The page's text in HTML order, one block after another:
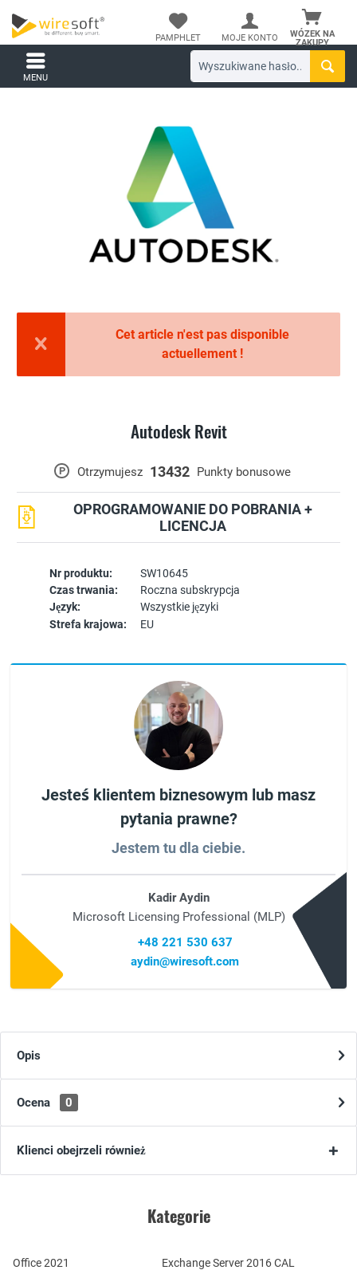
WÓZEK NA
ZAKUPY
PAMPHLET MOJE KONTO
MENU
Cet article n'est pas disponible
actuellement !
Autodesk Revit
Nr produktu:
SW10645
Czas trwania:
Roczna subskrypcja
Język:
Wszystkie języki
Strefa krajowa:
EU
P Otrzymujesz 13432 Punkty bonusowe
OPROGRAMOWANIE DO POBRANIA +
LICENCJA
Jesteś klientem biznesowym lub masz
pytania prawne?
Jestem tu dla ciebie.
Kadir Aydin
Microsoft Licensing Professional (MLP)
+48 221 530 637
aydin@wiresoft.com
Opis
Ocena 0
Klienci obejrzeli również
Kategorie
Office 2021
Exchange Server 2016 CAL